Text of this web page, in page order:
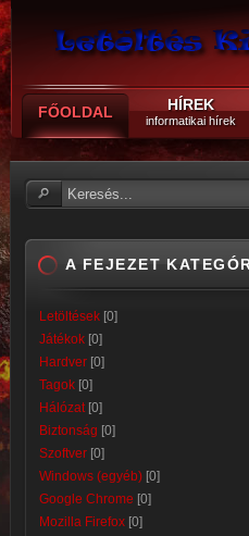
FŐOLDAL HÍREK
informatikai hírek
A FEJEZET
Letöltések [0]
Játékok [0]
Hardver [0]
Tagok [0]
Hálózat [0]
Biztonság [0]
Szoftver [0]
Windows (egyéb) [0]
Google Chrome [0]
Mozilla Firefox [0]